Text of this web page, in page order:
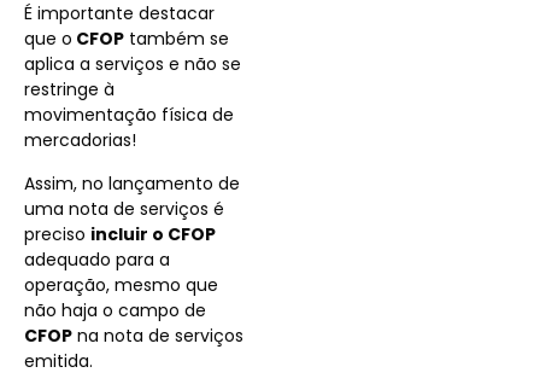
É importante destacar
que o CFOP também se
aplica a serviços e não se
restringe à
movimentação física de
mercadorias!
Assim, no lançamento de
uma nota de serviços é
preciso incluir o CFOP
adequado para a
operação, mesmo que
não haja o campo de
CFOP na nota de serviços
emitida.